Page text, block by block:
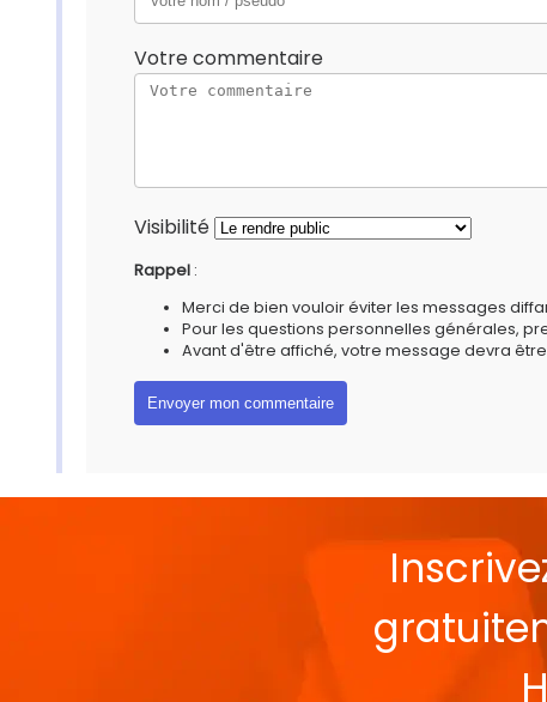
Votre commentaire
Visibilité
Rappel :
Merci de bien vouloir éviter les messages
Pour les questions personnelles générales,
Avant d'être affiché, votre message devra